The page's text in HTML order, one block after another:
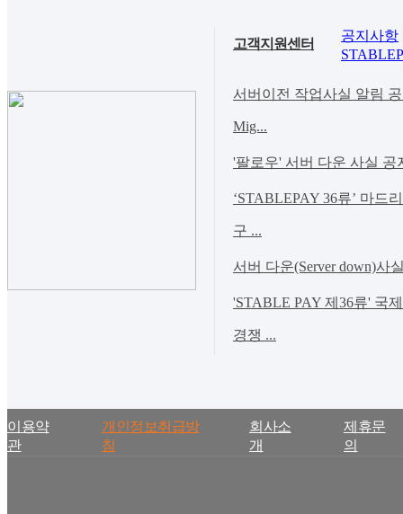
고객지원센터
공지사항
서버이전 작업사실 알림 공
Mig...
'팔로우' 서버 다운 사실 공
‘STABLEPAY 36류’ 마드
구 ...
서버 다운(Server down)사
'STABLE PAY 제36류' 국
경쟁 ...
이용약
관
개인정보취급방
침
회사소
개
제휴문
의